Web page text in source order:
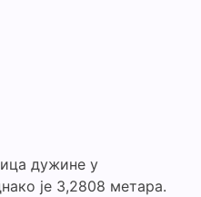
дужине у
је 3,2808 метара.